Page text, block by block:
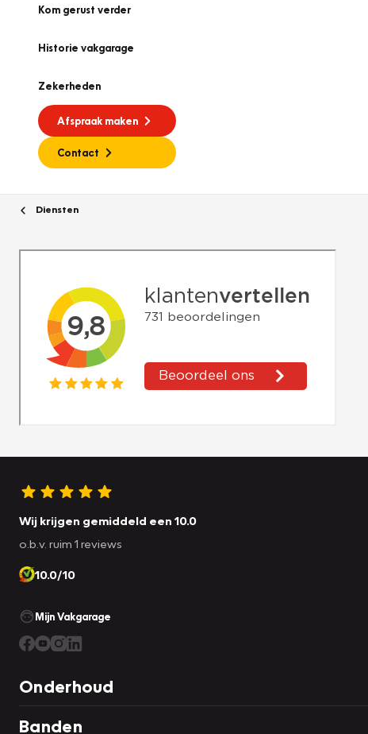
Kom gerust verder
Historie vakgarage
Zekerheden
Afspraak maken
Contact
Diensten
Wij krijgen gemiddeld een 10.0
o.b.v. ruim 1 reviews
10.0/10
Mijn Vakgarage
Onderhoud
Banden